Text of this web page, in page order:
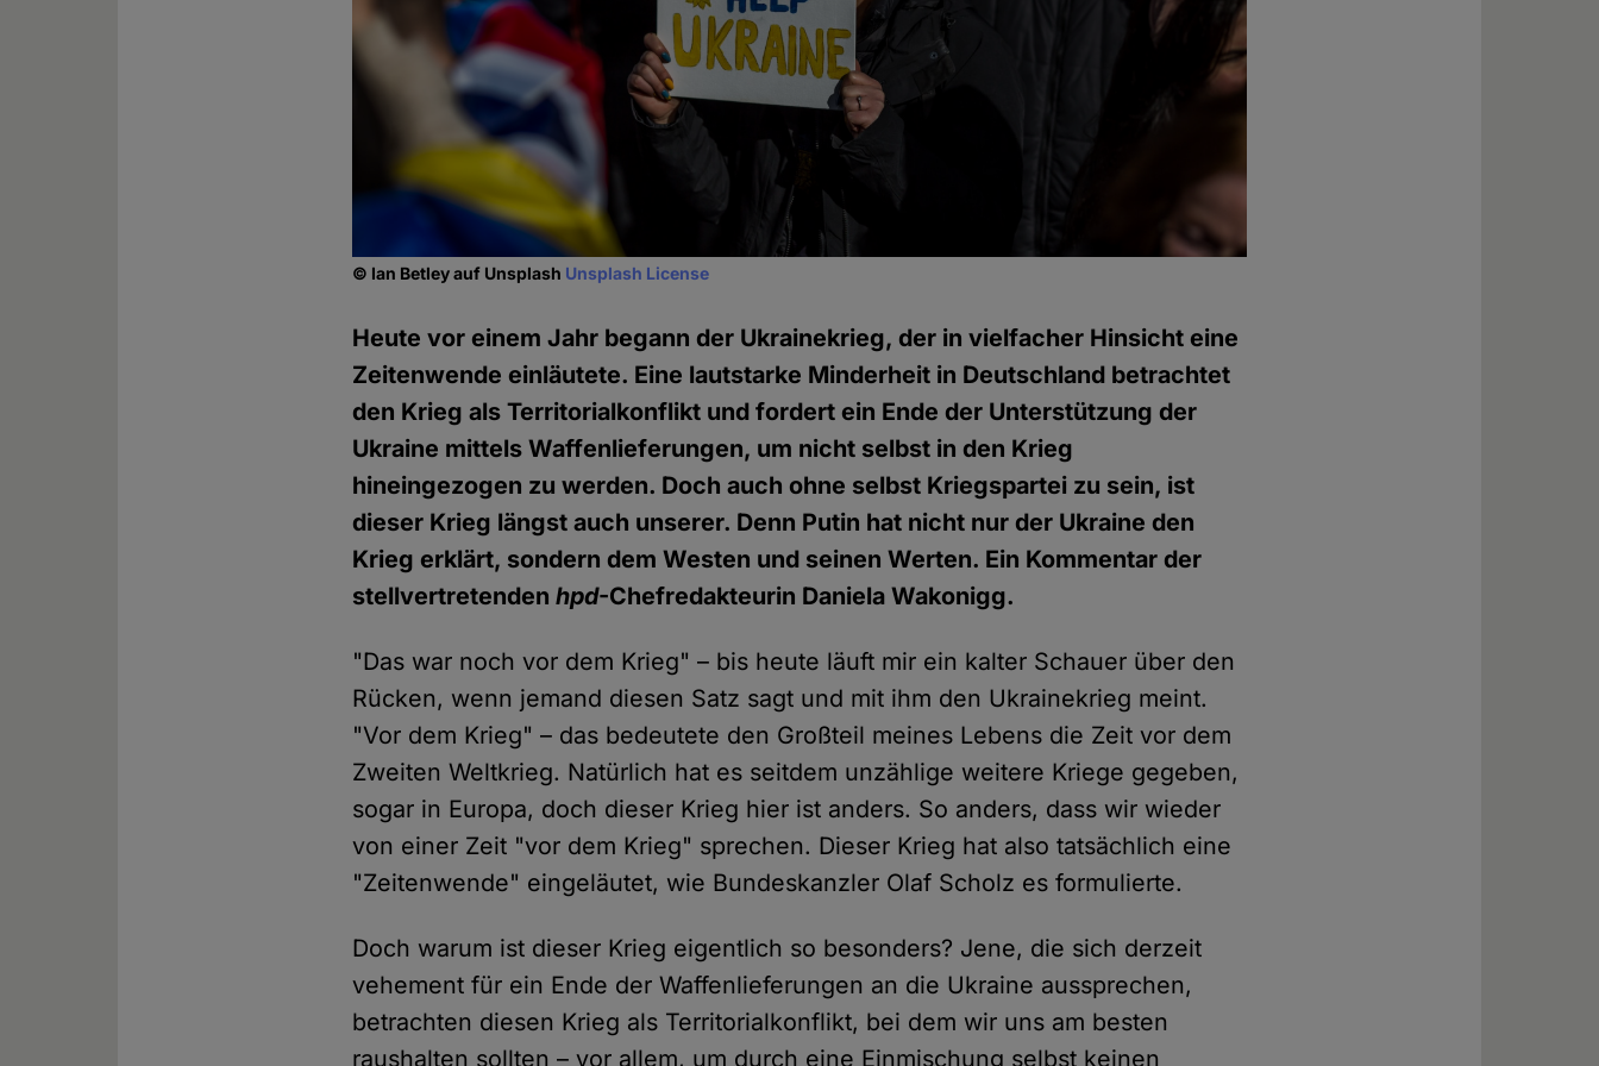
© Ian Betley auf Unsplash Unsplash License
Heute vor einem Jahr begann der Ukrainekrieg, der in vielfacher Hinsicht eine
Zeitenwende einläutete. Eine lautstarke Minderheit in Deutschland betrachtet
den Krieg als Territorialkonflikt und fordert ein Ende der Unterstützung der
Ukraine mittels Waffenlieferungen, um nicht selbst in den Krieg
hineingezogen zu werden. Doch auch ohne selbst Kriegspartei zu sein, ist
dieser Krieg längst auch unserer. Denn Putin hat nicht nur der Ukraine den
Krieg erklärt, sondern dem Westen und seinen Werten. Ein Kommentar der
stellvertretendenhpd-Chefredakteurin Daniela Wakonigg.
"Das war noch vor dem Krieg" – bis heute läuft mir ein kalter Schauer über den
Rücken, wenn jemand diesen Satz sagt und mit ihm den Ukrainekrieg meint.
"Vor dem Krieg" – das bedeutete den Großteil meines Lebens die Zeit vor dem
Zweiten Weltkrieg. Natürlich hat es seitdem unzählige weitere Kriege gegeben,
sogar in Europa, doch dieser Krieg hier ist anders. So anders, dass wir wieder
von einer Zeit "vor dem Krieg" sprechen. Dieser Krieg hat also tatsächlich eine
"Zeitenwende" eingeläutet, wie Bundeskanzler Olaf Scholz es formulierte.
Doch warum ist dieser Krieg eigentlich so besonders? Jene, die sich derzeit
vehement für ein Ende der Waffenlieferungen an die Ukraine aussprechen,
betrachten diesen Krieg als Territorialkonflikt, bei dem wir uns am besten
raushalten sollten – vor allem, um durch eine Einmischung selbst keinen